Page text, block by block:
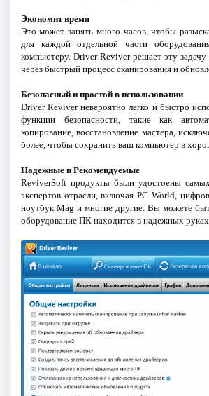
Экономит время
Это может занять много часов, чтобы
для каждой отдельной части
компьютеру. Driver Reviver решает эту
через быстрый процесс сканирования и
Безопасный и простой в использовании
Driver Reviver невероятно легко и быстро
функции безопасности, такие как
копирование, восстановление мастера,
более, чтобы сохранить ваш компьютер в
Надежные и Рекомендуемые
ReviverSoft продукты были удостоены
экспертов отрасли, включая PC World,
ноутбук Mag и многие другие. Вы можете
оборудование ПК находится в надежных